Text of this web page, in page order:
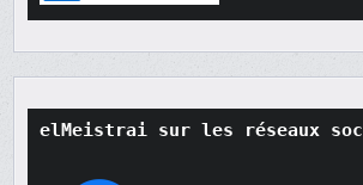
elMeistrai sur les réseaux